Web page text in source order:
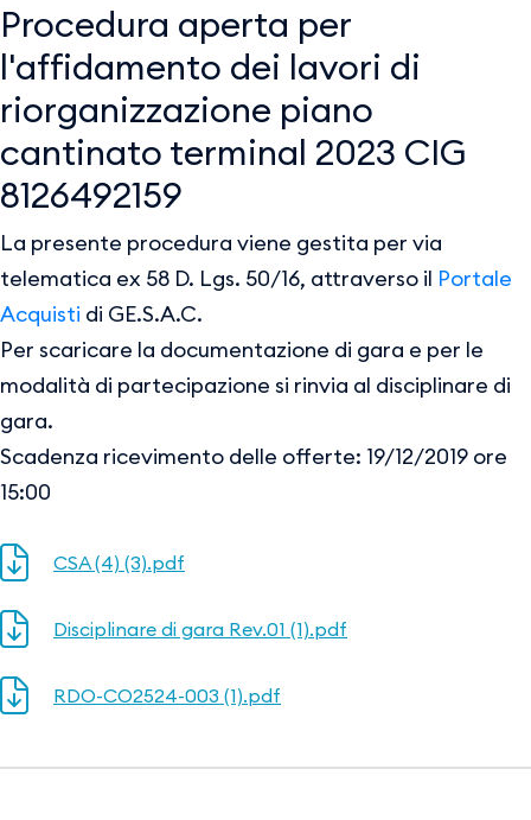
Procedura aperta per
l'affidamento dei lavori di
riorganizzazione piano
cantinato terminal 2023 CIG
8126492159
La presente procedura viene gestita per via
telematica ex 58 D. Lgs. 50/16, attraverso il Portale
Acquisti di GE.S.A.C.
Per scaricare la documentazione di gara e per le
modalità di partecipazione si rinvia al disciplinare di
gara.
Scadenza ricevimento delle offerte: 19/12/2019 ore
15:00
CSA (4) (3).pdf
Disciplinare di gara Rev.01 (1).pdf
RDO-CO2524-003 (1).pdf